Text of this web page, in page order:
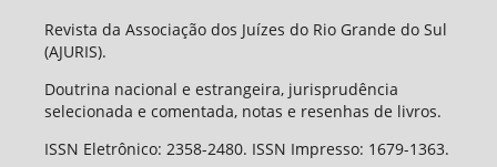
Revista da Associação dos Juízes do Rio Grande do Sul
(AJURIS).
Doutrina nacional e estrangeira, jurisprudência
selecionada e comentada, notas e resenhas de livros.
ISSN Eletrônico: 2358-2480. ISSN Impresso: 1679-1363.